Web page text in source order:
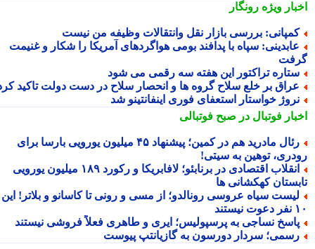
ویژهرونگار
بررسی بازار نقل وانتقالات وظیفه من نیست
سپاه با پدافند بومی هواگردهای آمریکا را شکار و غنیمت
تراکتور این هفته سه رقمی می شود
بر خلع سلاح گروه ها و انحصار سلاح در دست دولت تاکید کرد
خواستار استعفای فوری اینفانتینو شد
فوتبال در صبح فوتبالی
رئال مادرید هم در کمین؛ پیشنهاد ۴۵ میلیون یورویی بارسا برای
توهین به سیتی!
انقلاب اقتصادی در برنابئو؛ لافابریکا و رکورد ۱۸۹ میلیون یورویی
کهکشانی ها
سیاه عروسی رونالدو؛ از مسی و رونی تا کاسانو و بلاتر! این
نساجی به پرسپولیس؛ ایری و طاهری فعلاً فروشی نیستند
سردار دورسون به گازیانتپ پیوست